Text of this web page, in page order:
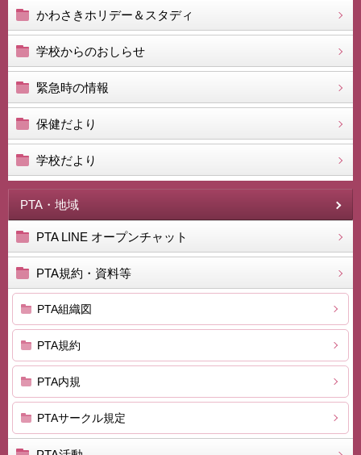
かわさきホリデー＆スタディ
学校からのおしらせ
緊急時の情報
保健だより
学校だより
PTA・地域
PTA LINE オープンチャット
PTA規約・資料等
PTA組織図
PTA規約
PTA内規
PTAサークル規定